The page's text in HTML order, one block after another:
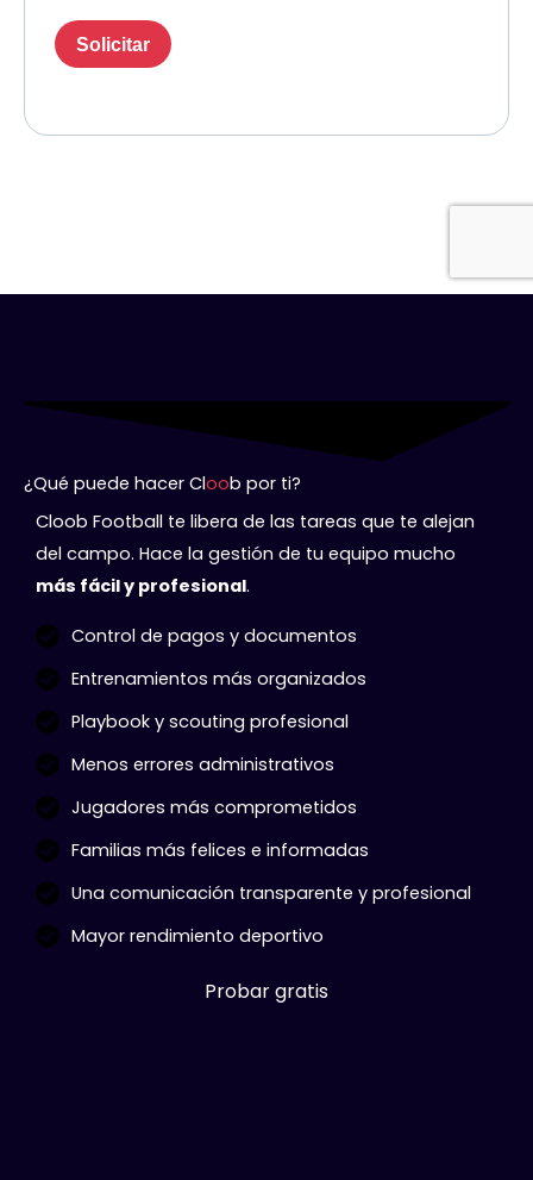
¿Qué puede hacer Cloob por ti?
Cloob Football te libera de las tareas que te alejan
del campo. Hace la gestión de tu equipo mucho
más fácil y profesional.
Control de pagos y documentos
Entrenamientos más organizados
Playbook y scouting profesional
Menos errores administrativos
Jugadores más comprometidos
Familias más felices e informadas
Una comunicación transparente y profesional
Mayor rendimiento deportivo
Probar gratis